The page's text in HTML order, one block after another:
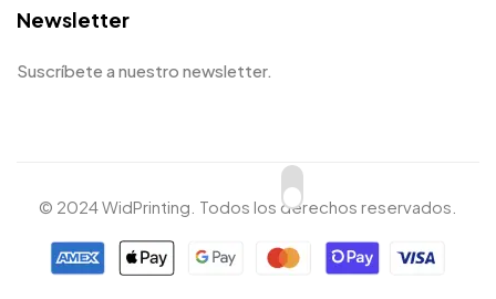
Newsletter
Suscríbete a nuestro newsletter.
© 2024 WidPrinting. Todos los derechos reservados.